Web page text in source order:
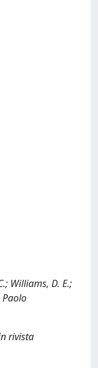
Williams, D. E.;
Paolo
rivista